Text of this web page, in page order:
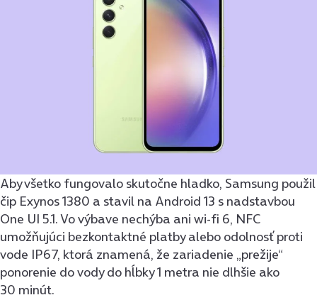
Aby všetko fungovalo skutočne hladko, Samsung použil
čip Exynos 1380 a stavil na Android 13 s nadstavbou
One UI 5.1. Vo výbave nechýba ani wi-fi 6, NFC
umožňujúci bezkontaktné platby alebo odolnosť proti
vode IP67, ktorá znamená, že zariadenie „prežije“
ponorenie do vody do hĺbky 1 metra nie dlhšie ako
30 minút.